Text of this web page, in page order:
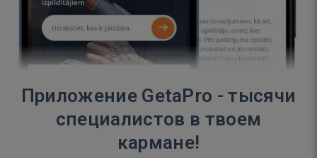
Приложение GetaPro - тысячи
специалистов в твоем
кармане!